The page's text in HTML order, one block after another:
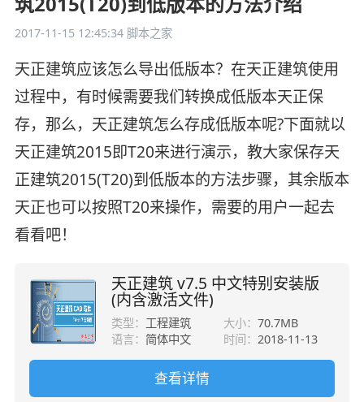
2017-11-15 12:45:34脚本之家
天正建筑应该怎么导出低版本？在天正建筑使用
过程中，有时候需要我们转换成低版本天正保
存，那么，天正建筑怎么存成低版本呢?下面就以
天正建筑2015即T20来进行演示，教大家保存天
正建筑2015(T20)到低版本的方法步骤，其余版本
天正也可以按照T20来操作，需要的用户一起去
看看吧！
天正建筑 v7.5 中文特别安装版
(内含激活文件)
类型： 工程建筑 大小： 70.7MB
语言： 简体中文 时间： 2018-11-13
查看详情